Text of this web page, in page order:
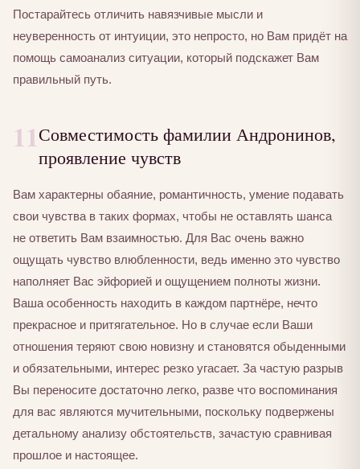
Постарайтесь отличить навязчивые мысли и
неуверенность от интуиции, это непросто, но Вам придёт на
помощь самоанализ ситуации, который подскажет Вам
правильный путь.
11Совместимость фамилии Андронинов,
проявление чувств
Вам характерны обаяние, романтичность, умение подавать
свои чувства в таких формах, чтобы не оставлять шанса
не ответить Вам взаимностью. Для Вас очень важно
ощущать чувство влюбленности, ведь именно это чувство
наполняет Вас эйфорией и ощущением полноты жизни.
Ваша особенность находить в каждом партнёре, нечто
прекрасное и притягательное. Но в случае если Ваши
отношения теряют свою новизну и становятся обыденными
и обязательными, интерес резко угасает. За частую разрыв
Вы переносите достаточно легко, разве что воспоминания
для вас являются мучительными, поскольку подвержены
детальному анализу обстоятельств, зачастую сравнивая
прошлое и настоящее.